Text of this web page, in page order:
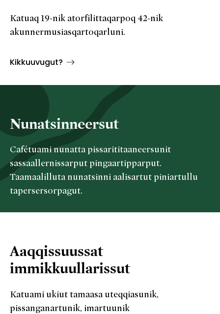
Katuaq 19-nik atorfilittaqarpoq 42-nik
akunnermusiasqartoqarluni.
Kikkuuvugut?
Nunatsinneersut
Cafétuami nunatta pissarititaaneersunit
sassaallernissarput pingaartipparput.
Taamaalilluta nunatsinni aalisartut piniartullu
tapersersorpagut.
Aaqqissuussat
immikkuullarissut
Katuami ukiut tamaasa uteqqiasunik,
pissanganartunik, imartuunik